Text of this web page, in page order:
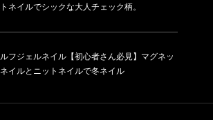
ネイルでシックな大人チェック柄。
フジェルネイル【初心者さん必見】マグネッ
ネイルとニットネイルで冬ネイル